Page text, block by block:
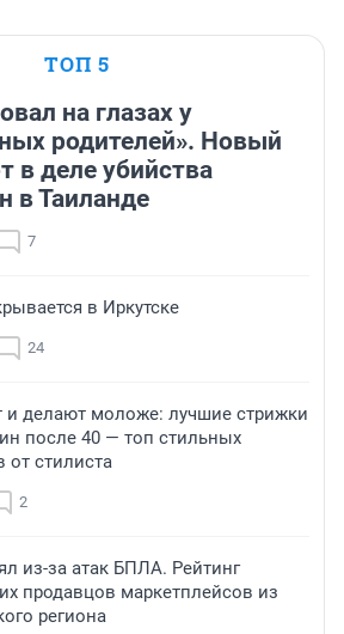
ТОП 5
на глазах у
родителей». Новый
в деле убийства
в Таиланде
7
в Иркутске
24
делают моложе: лучшие стрижки
после 40 — топ стильных
от стилиста
2
из-за атак БПЛА. Рейтинг
продавцов маркетплейсов из
региона